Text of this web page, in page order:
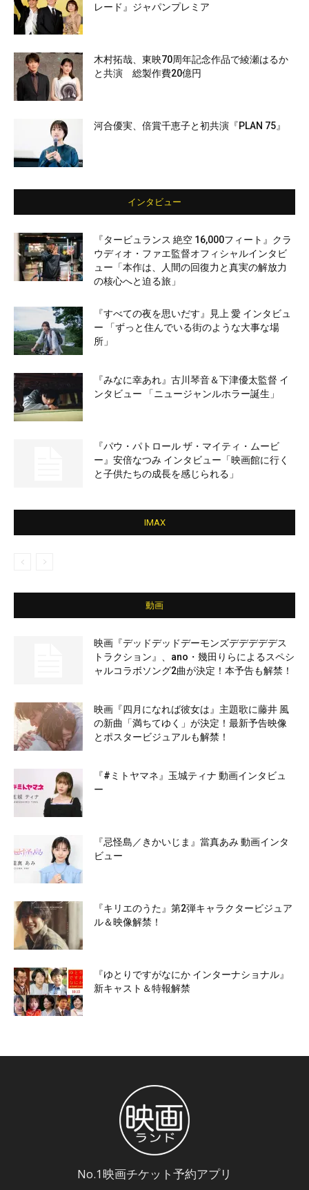
レード』ジャパンプレミア
木村拓哉、東映70周年記念作品で綾瀬はるか
と共演 総製作費20億円
河合優実、倍賞千恵子と初共演『PLAN 75』
インタビュー
『タービュランス 絶空 16,000フィート』クラ
ウディオ・ファエ監督オフィシャルインタビ
ュー「本作は、人間の回復力と真実の解放力
の核心へと迫る旅」
『すべての夜を思いだす』見上 愛 インタビュ
ー 「ずっと住んでいる街のような大事な場
所」
『みなに幸あれ』古川琴音＆下津優太監督 イ
ンタビュー 「ニュージャンルホラー誕生」
『パウ・パトロール ザ・マイティ・ムービ
ー』安倍なつみ インタビュー「映画館に行く
と子供たちの成長を感じられる」
IMAX
動画
映画『デッドデッドデーモンズデデデデデス
トラクション』、ano・幾田りらによるスペシ
ャルコラボソング2曲が決定！本予告も解禁！
映画『四月になれば彼女は』主題歌に藤井 風
の新曲「満ちてゆく」が決定！最新予告映像
とポスタービジュアルも解禁！
『#ミトヤマネ』玉城ティナ 動画インタビュ
ー
『忌怪島／きかいじま』當真あみ 動画インタ
ビュー
『キリエのうた』第2弾キャラクタービジュア
ル＆映像解禁！
『ゆとりですがなにか インターナショナル』
新キャスト＆特報解禁
No.1映画チケット予約アプリ